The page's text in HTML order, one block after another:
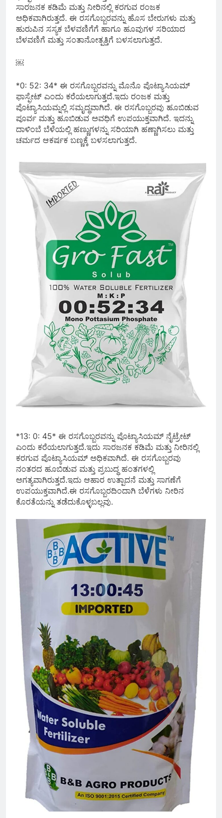
ಸಾರಜನಕ ಕಡಿಮೆ ಮತ್ತು ನೀರಿನಲ್ಲಿ ಕರಗುವ ರಂಜಕ
ಅಧಿಕವಾಗಿರುತ್ತದೆ. ಈ ರಸಗೊಬ್ಬರವನ್ನು ಹೊಸ ಬೇರುಗಳು ಮತ್ತು
ಹುರುಪಿನ ಸಸ್ಯಕ ಬೆಳವಣಿಗೆಗೆ ಹಾಗೂ ಹೂವುಗಳ ಸರಿಯಾದ
ಬೆಳವಣಿಗೆ ಮತ್ತು ಸಂತಾನೋತ್ಪತ್ತಿಗೆ ಬಳಸಲಾಗುತ್ತದೆ.
￼
*0: 52: 34* ಈ ರಸಗೊಬ್ಬರವನ್ನು ಮೊನೊ ಪೊಟ್ಯಾಸಿಯಮ್
ಫಾಸ್ಫೇಟ್ ಎಂದು ಕರೆಯಲಾಗುತ್ತದೆ.ಇದು ರಂಜಕ ಮತ್ತು
ಪೊಟ್ಯಾಸಿಯಮ್ನಲ್ಲಿ ಸಮೃದ್ಧವಾಗಿದೆ. ಈ ರಸಗೊಬ್ಬರವು ಹೂಬಿಡುವ
ಪೂರ್ವ ಮತ್ತು ಹೂಬಿಡುವ ಅವಧಿಗೆ ಉಪಯುಕ್ತವಾಗಿದೆ. ಇದನ್ನು
ದಾಳಿಂಬೆ ಬೆಳೆಯಲ್ಲಿ ಹಣ್ಣುಗಳನ್ನು ಸರಿಯಾಗಿ ಹಣ್ಣಾಗಿಸಲು ಮತ್ತು
ಚರ್ಮದ ಆಕರ್ಷಕ ಬಣ್ಣಕ್ಕೆ ಬಳಸಲಾಗುತ್ತದೆ.
*13: 0: 45* ಈ ರಸಗೊಬ್ಬರವನ್ನು ಪೊಟ್ಯಾಸಿಯಮ್ ನೈಟ್ರೇಟ್
ಎಂದು ಕರೆಯಲಾಗುತ್ತದೆ.ಇದು ಸಾರಜನಕ ಕಡಿಮೆ ಮತ್ತು ನೀರಿನಲ್ಲಿ
ಕರಗುವ ಪೊಟ್ಯಾಸಿಯಮ್ ಅಧಿಕವಾಗಿದೆ. ಈ ರಸಗೊಬ್ಬರವು
ನಂತರದ ಹೂಬಿಡುವ ಮತ್ತು ಪ್ರಬುದ್ಧ ಹಂತಗಳಲ್ಲಿ
ಅಗತ್ಯವಾಗಿರುತ್ತದೆ.ಇದು ಆಹಾರ ಉತ್ಪಾದನೆ ಮತ್ತು ಸಾಗಣೆಗೆ
ಉಪಯುಕ್ತವಾಗಿದೆ.ಈ ರಸಗೊಬ್ಬರದಿಂದಾಗಿ ಬೆಳೆಗಳು ನೀರಿನ
ಕೊರತೆಯನ್ನು ತಡೆದುಕೊಳ್ಳಬಲ್ಲವು.